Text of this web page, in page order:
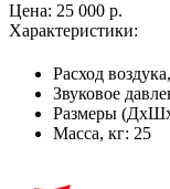
Цена: 25 000 р.
Характеристики:
Расход
Звуковое
Размеры
Масса, кг: 25